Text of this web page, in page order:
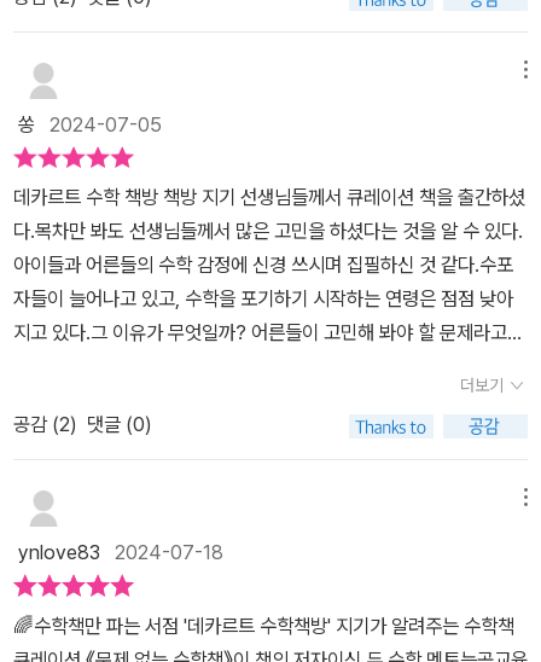
수학책?들을 소개해주고 있답니다.단지 유명 캐릭터를 써서 호기심
을 자극하거나 과장되게 웃기기만 하는 책들이 아닌 아이들이 읽고
수학 개념을 이해할 수 있고 책의 내용에 빠져들 책들을 소개 해 주었
습니다.수학동화는 동화가 중심이 되어야한다는 작가의 말에 백번 동
의하면서 추천 도서들을 훑어보았답니다.이번 주말부터는 아이와 도
서관 가서 함께 읽어보는 수학 시간을 가지려합니다. 갑자기 준비한
경시대회로 엄마와의 공부정서가 흔들렸는데 이런 시간으로 아이의
공부정서를 다시 따뜻하게 가져올 수 있길 바래봅니다.*출판사로부
나 같은 사람들을 위해 감성을 자극하는 수학책도 있음을 깨우쳐줄
책들이 소개되어 있다. 두 책방지기가 엄선한 책들이 나이별로, 그리
고 목적별로 구분되어 큐레이션되어 있고, 책방에서 만난 손님과의
일화를 엿보는 재미도 있다. 아이를 키우고 있는 사람이라면 더더욱
와닿을 수학에 대한 두 책방지기의 철학이 곳곳에서 느껴져 좋았다.
일단 가벼운 마음으로 문제 없는 수학책을 읽어보자! 그리고 큐레이
션 된 책 중 제일 마음에 드는 책 한 권으로 발을 살짝 들여보자. 그렇
게 한 발 한 발 나아가 보자. 아이도 나도 어느새 수학에 푹 빠져들어
있을 것이다.
쏭 2024-07-05
데카르트 수학 책방 책방 지기 선생님들께서 큐레이션 책을 출간하셨
다.목차만 봐도 선생님들께서 많은 고민을 하셨다는 것을 알 수 있다.
아이들과 어른들의 수학 감정에 신경 쓰시며 집필하신 것 같다.수포
자들이 늘어나고 있고, 수학을 포기하기 시작하는 연령은 점점 낮아
지고 있다.그 이유가 무엇일까? 어른들이 고민해 봐야 할 문제라고
세, 7세 아이들이 문제집 앞에 앉아 낑낑거리고 있다.그 어린아이들
의 사고력은 커지고 있을까?아이들의 사고력은 점점 좋아지고 있는
게 맞을까?어린 나이부터 수학 공부를 하지만 서술형이 어려운 아이
들, 문제가 의미하는 걸 파악하지 못하는 아이들이 많아지고 있다.구
점 많아진다.그림을 보며 즐겁게 수학을 마주하고, 다시 또 책을 펼쳐
보며 전에 보지 못했던 그림과 내용을 알아가는 재미.스토리를 통해
스스로 깨치는 기쁨을 많은 아이들이 느끼면 좋겠다.아이들이 문제풀
더보기
공감 (2) 댓글 (0)
ynlove83 2024-07-18
🌈수학책만 파는 서점 '데카르트 수학책방' 지기가 알려주는 수학책